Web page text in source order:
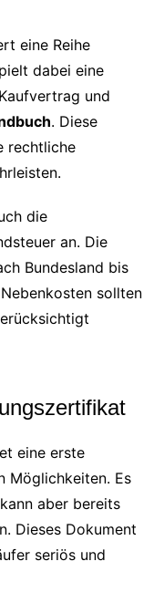
eine Reihe
dabei eine
und
. Diese
rechtliche
die
an. Die
Bundesland bis
sollten
eine erste
Möglichkeiten. Es
aber bereits
Dieses Dokument
seriös und